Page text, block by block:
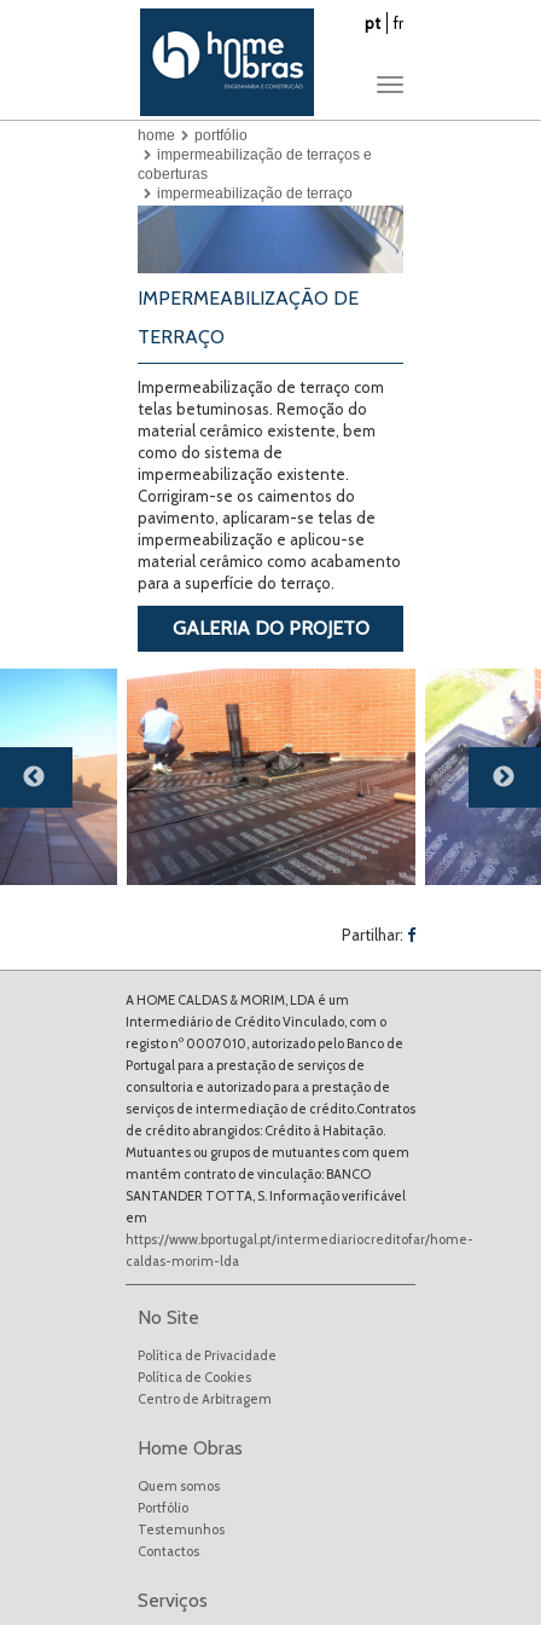
pt fr
Toggle
home
portfólio
impermeabilização de terraços e
coberturas
impermeabilização de terraço
IMPERMEABILIZAÇÃO DE
TERRAÇO
Impermeabilização de terraço com
telas betuminosas. Remoção do
material cerâmico existente, bem
como do sistema de
impermeabilização existente.
Corrigiram-se os caimentos do
pavimento, aplicaram-se telas de
impermeabilização e aplicou-se
material cerâmico como acabamento
para a superfície do terraço.
GALERIA DO PROJETO
Partilhar:
A HOME CALDAS & MORIM, LDA é um
Intermediário de Crédito Vinculado, com o
registo nº 0007010, autorizado pelo Banco de
Portugal para a prestação de serviços de
consultoria e autorizado para a prestação de
serviços de intermediação de crédito.Contratos
de crédito abrangidos: Crédito à Habitação.
Mutuantes ou grupos de mutuantes com quem
mantém contrato de vinculação: BANCO
SANTANDER TOTTA, S. Informação verificável
em
https://www.bportugal.pt/intermediariocreditofar/home-
caldas-morim-lda
No Site
Política de Privacidade
Política de Cookies
Centro de Arbitragem
Home Obras
Quem somos
Portfólio
Testemunhos
Contactos
Serviços